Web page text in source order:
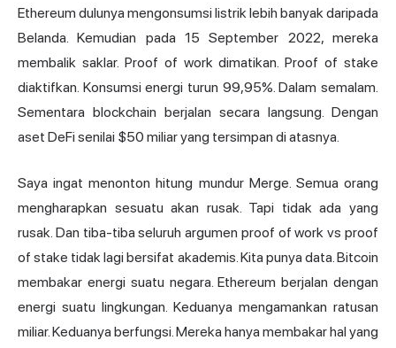
Ethereum dulunya mengonsumsi listrik lebih banyak daripada
Belanda. Kemudian pada 15 September 2022, mereka
membalik saklar. Proof of work dimatikan. Proof of stake
diaktifkan. Konsumsi energi turun 99,95%. Dalam semalam.
Sementara blockchain berjalan secara langsung. Dengan
aset DeFi senilai $50 miliar yang tersimpan di atasnya.
Saya ingat menonton hitung mundur Merge. Semua orang
mengharapkan sesuatu akan rusak. Tapi tidak ada yang
rusak. Dan tiba-tiba seluruh argumen proof of work vs proof
of stake tidak lagi bersifat akademis. Kita punya data. Bitcoin
membakar energi suatu negara. Ethereum berjalan dengan
energi suatu lingkungan. Keduanya mengamankan ratusan
miliar. Keduanya berfungsi. Mereka hanya membakar hal yang